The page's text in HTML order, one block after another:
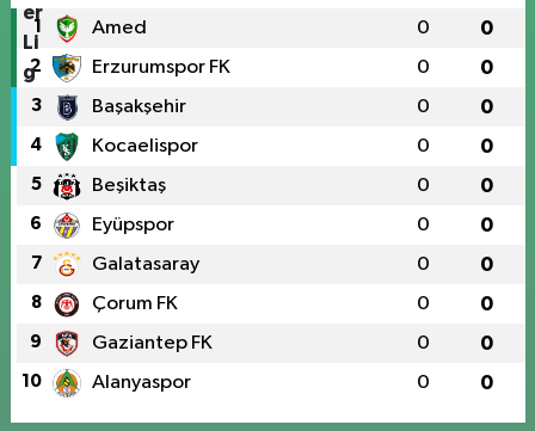
1 Amed 0 0
2 Erzurumspor FK 0 0
3 Başakşehir 0 0
4 Kocaelispor 0 0
5 Beşiktaş 0 0
6 Eyüpspor 0 0
7 Galatasaray 0 0
8 Çorum FK 0 0
9 Gaziantep FK 0 0
10 Alanyaspor 0 0